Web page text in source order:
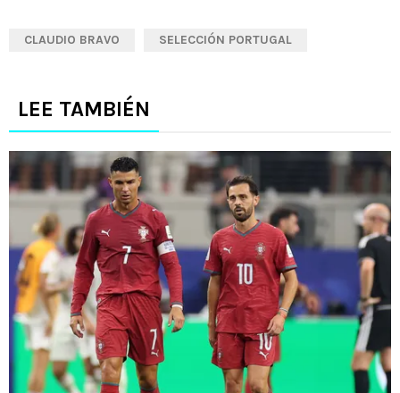
CLAUDIO BRAVO SELECCIÓN PORTUGAL
LEE TAMBIÉN